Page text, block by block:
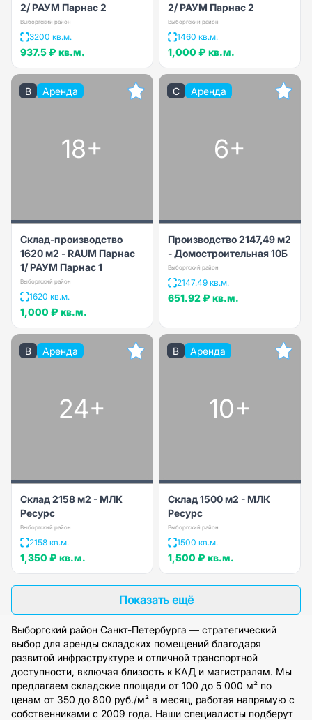
2/ РАУМ Парнас 2
Выборгский район
3200 кв.м.
937.5 ₽ кв.м.
2/ РАУМ Парнас 2
Выборгский район
1460 кв.м.
1,000 ₽ кв.м.
B Аренда
18+
Склад-производство
1620 м2 - RAUM Парнас
1/ РАУМ Парнас 1
Выборгский район
1620 кв.м.
1,000 ₽ кв.м.
C Аренда
6+
Производство 2147,49 м2
- Домостроительная 10Б
Выборгский район
2147.49 кв.м.
651.92 ₽ кв.м.
B Аренда
24+
Склад 2158 м2 - МЛК
Ресурс
Выборгский район
2158 кв.м.
1,350 ₽ кв.м.
B Аренда
10+
Склад 1500 м2 - МЛК
Ресурс
Выборгский район
1500 кв.м.
1,500 ₽ кв.м.
Показать ещё
Выборгский район Санкт-Петербурга — стратегический
выбор для аренды складских помещений благодаря
развитой инфраструктуре и отличной транспортной
доступности, включая близость к КАД и магистралям. Мы
предлагаем складские площади от 100 до 5 000 м² по
ценам от 350 до 800 руб./м² в месяц, работая напрямую с
собственниками с 2009 года. Наши специалисты подберут